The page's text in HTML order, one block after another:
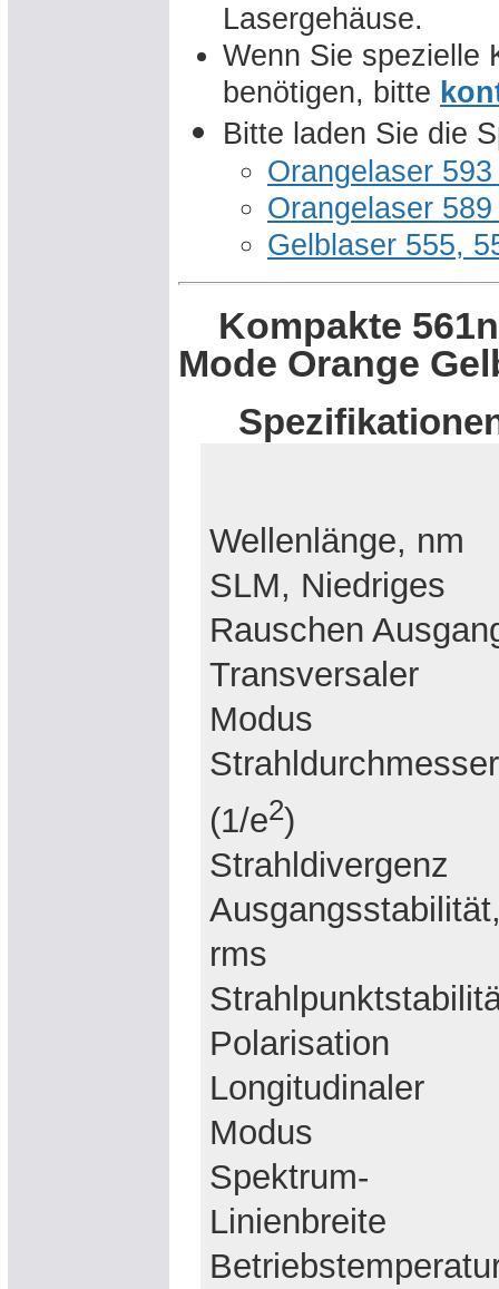
Lasergehäuse.
Wenn Sie spezielle
benötigen, bitte
Bitte laden Sie die
Orangelaser
Orangelaser
Gelblaser 555,
Kompakte
Mode Orange
Wellenlänge, nm
SLM, Niedriges
Rauschen
Transversaler
Modus
Strahldurchmesser
(1/e2)
Strahldivergenz
rms
Polarisation
Longitudinaler
Modus
Spektrum-
Linienbreite